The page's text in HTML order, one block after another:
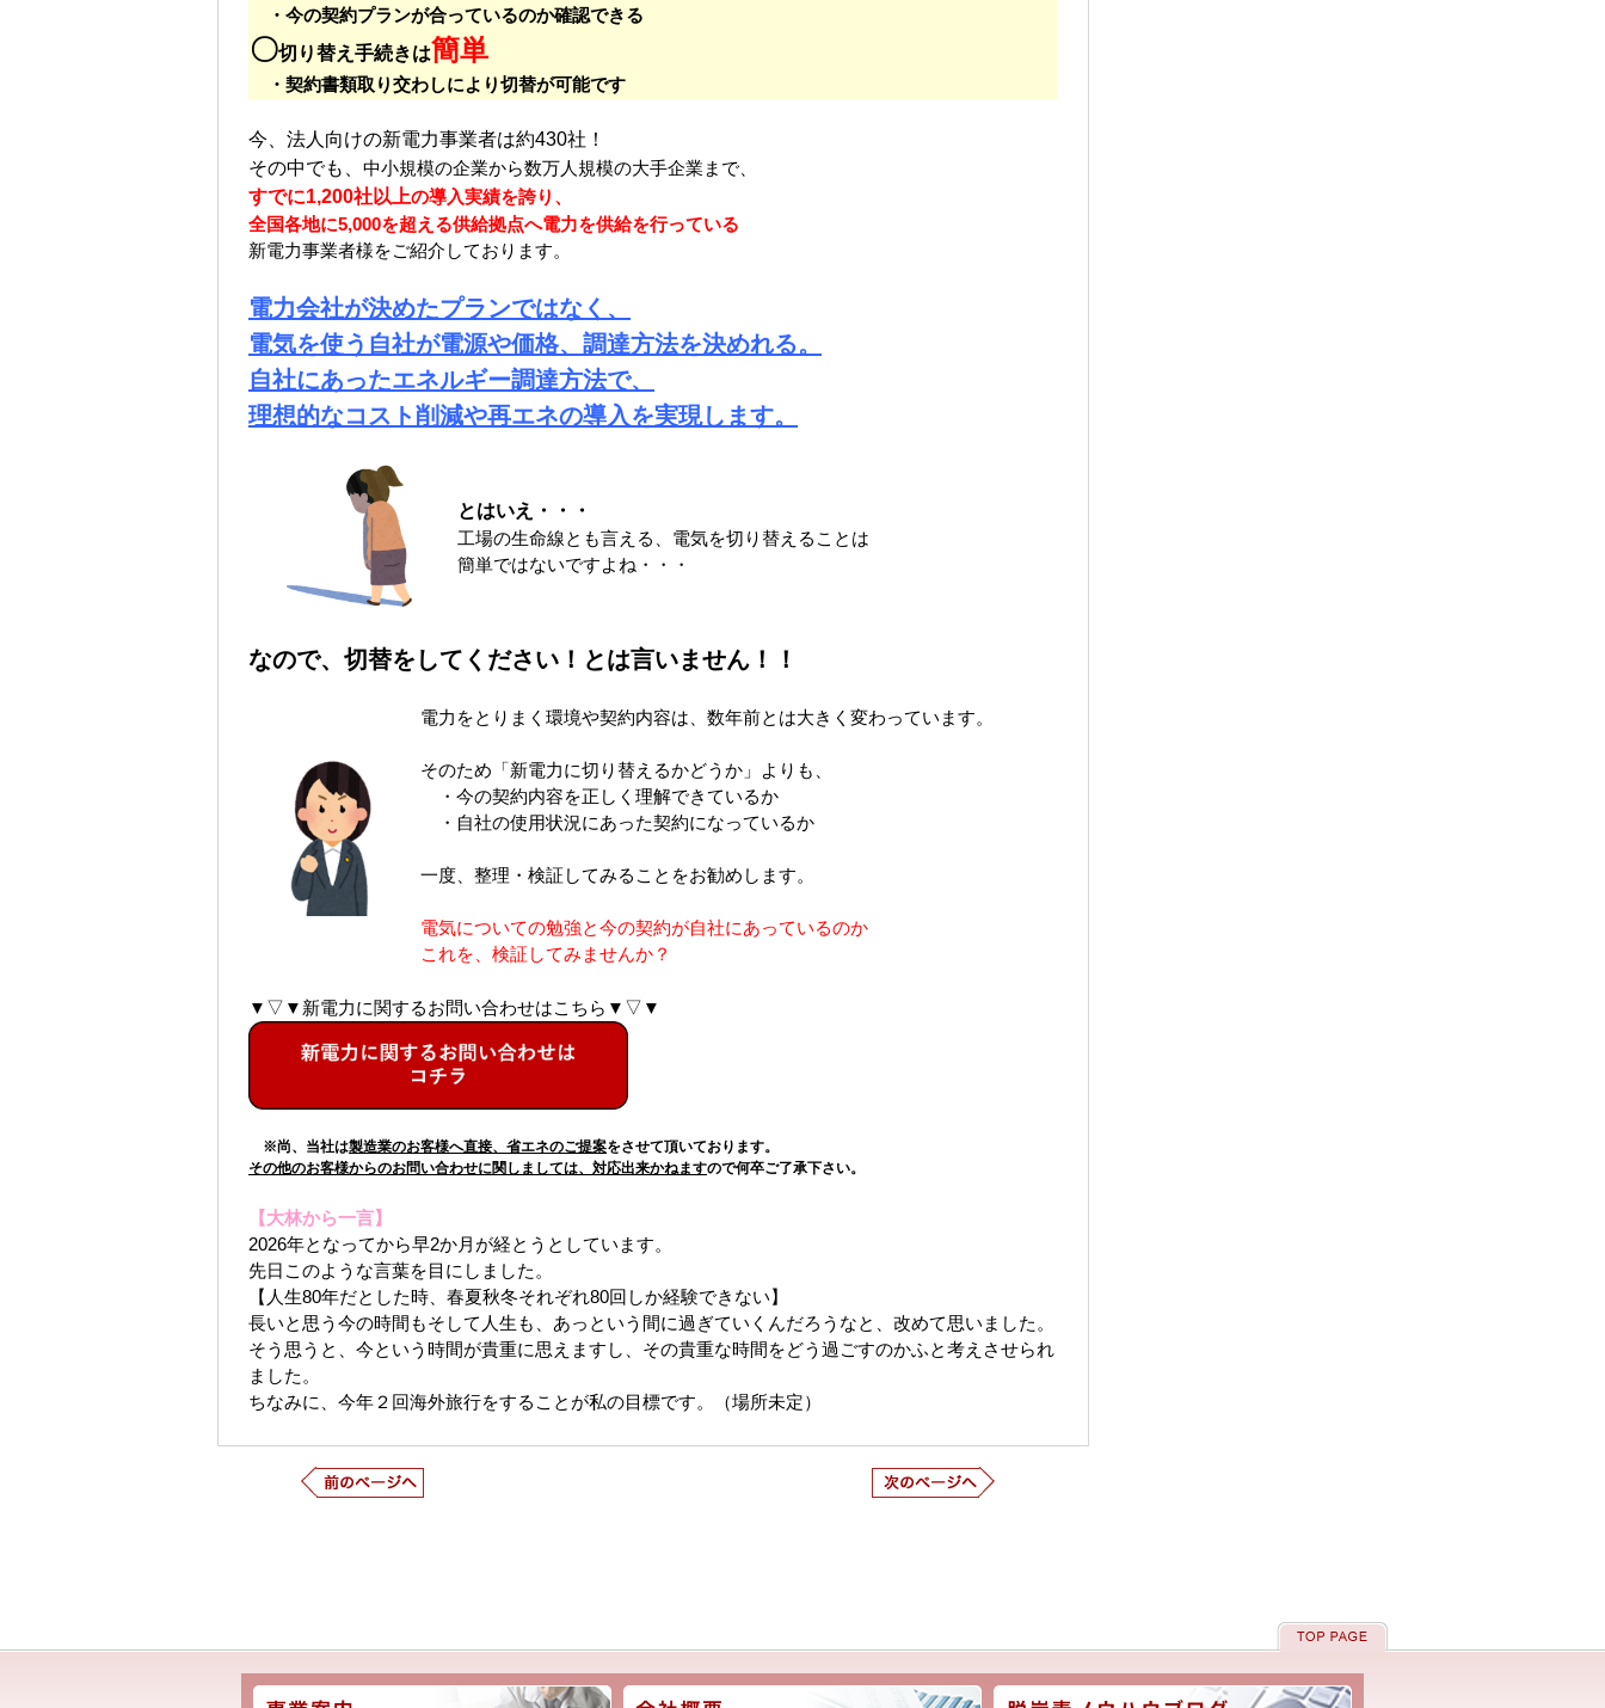
・今の契約プランが合っているのか確認できる
〇切り替え手続きは簡単
・契約書類取り交わしにより切替が可能です
今、法人向けの新電力事業者は約430社！
その中でも、 中小規模の企業から数万人規模の大手企業まで、
すでに1,200社以上の導入実績を誇り、
全国各地に5,000を超える供給拠点へ電力を供給を行っている
新電力事業者様をご紹介しております。
電力会社が決めたプランではなく、
電気を使う自社が電源や価格、調達方法を決めれる。
自社にあったエネルギー調達方法で、
理想的なコスト削減や再エネの導入を実現します。
とはいえ・・・
工場の生命線とも言える、電気を切り替えることは
簡単ではないですよね・・・
なので、 切替をしてください！とは言いません！！
電力をとりまく環境や契約内容は、数年前とは大きく変わっています。
そのため「新電力に切り替えるかどうか」よりも、
・今の契約内容を正しく理解できているか
・自社の使用状況にあった契約になっているか
一度、整理・検証してみることをお勧めします。
電気についての勉強と今の契約が自社にあっているのか
これを、検証してみませんか？
▼▽▼新電力に関するお問い合わせはこちら▼▽▼
※尚、当社は製造業のお客様へ直接、省エネのご提案をさせて頂いております。
その他のお客様からのお問い合わせに関しましては、対応出来かねますので何卒ご了承下さい。
【大林から一言】
2026年となってから早2か月が経とうとしています。
先日このような言葉を目にしました。
【人生80年だとした時、春夏秋冬それぞれ80回しか経験できない】
長いと思う今の時間もそして人生も、あっという間に過ぎていくんだろうなと、改めて思いました。
そう思うと、今という時間が貴重に思えますし、その貴重な時間をどう過ごすのかふと考えさせられ
ました。
ちなみに、今年２回海外旅行をすることが私の目標です。（場所未定）
前の記事
次の記事